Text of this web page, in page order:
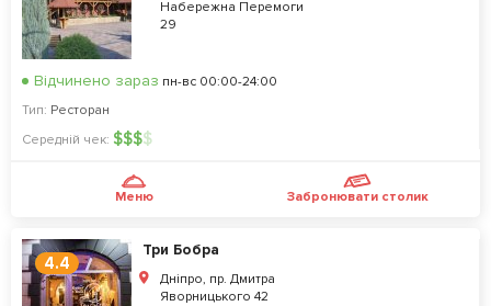
Набережна Перемоги
29
Відчинено зараз пн-вс 00:00-24:00
Тип: Ресторан
Середній чек: $$$$
Меню Забронювати столик
4.4
Три Бобра
Дніпро, пр. Дмитра
Яворницького 42